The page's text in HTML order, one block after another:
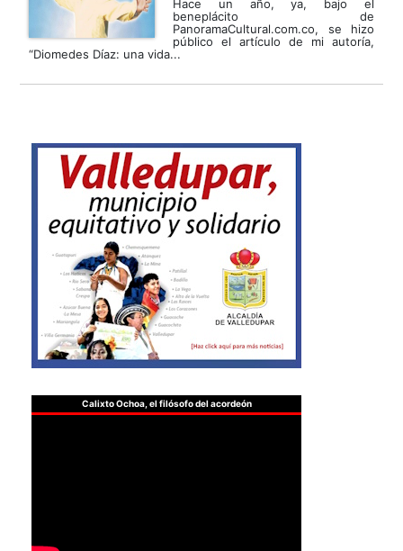
Hace un año, ya, bajo el
beneplácito de
PanoramaCultural.com.co, se hizo
público el artículo de mi autoría,
“Diomedes Díaz: una vida...
Calixto Ochoa, el filósofo del acordeón